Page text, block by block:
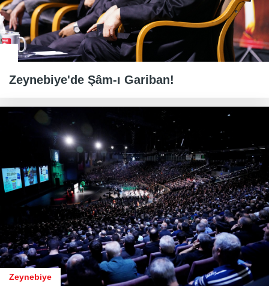
Zeynebiye'de Şâm-ı Gariban!
Zeynebiye